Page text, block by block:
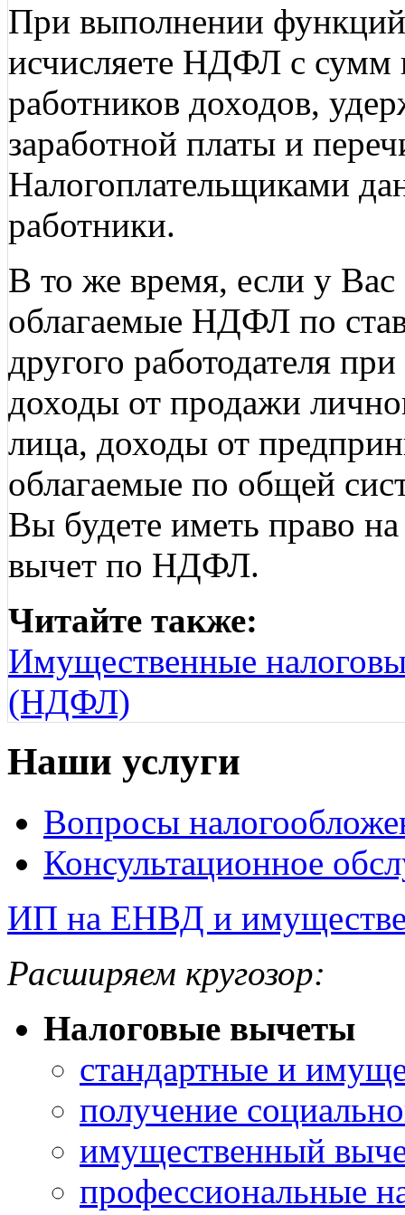
При выполнении функций
исчисляете НДФЛ с сумм
работников доходов,
заработной платы и
Налогоплательщиками
работники.
В то же время, если у
облагаемые НДФЛ по
другого работодателя
доходы от продажи
лица, доходы от
облагаемые по общей
Вы будете иметь право
вычет по НДФЛ.
Читайте также:
Имущественные
(НДФЛ)
Наши услуги
Вопросы
Консультационное
ИП на ЕНВД и
Расширяем кругозор:
Налоговые вычеты
стандартные и
получение
имущественный
профессиональные